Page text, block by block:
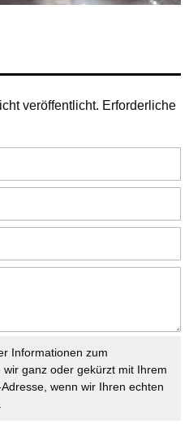
veröffentlicht. Erforderliche
Informationen zum
ganz oder gekürzt mit Ihrem
wenn wir Ihren echten